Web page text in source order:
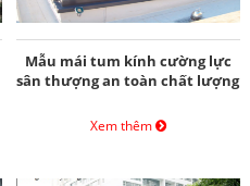
Mẫu mái tum kính cường lực
sân thượng an toàn chất lượng
Xem thêm